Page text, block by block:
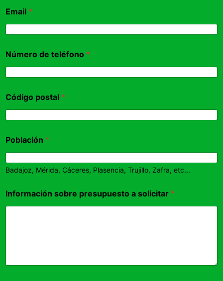
Email *
Número de teléfono *
Código postal *
Población *
Badajoz, Mérida, Cáceres, Plasencia, Trujillo, Zafra, etc...
Información sobre presupuesto a solicitar *